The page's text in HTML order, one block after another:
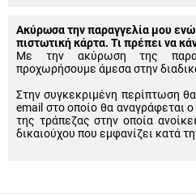
Ακύρωσα την παραγγελία μου
πιστωτική κάρτα. Τι πρέπει να
Με την ακύρωση της
προχωρήσουμε άμεσα στην
Στην συγκεκριμένη περίπτωση
email στο οποίο θα αναγράφεται
της τράπεζας στην οποία
δικαιούχου που εμφανίζει κατά